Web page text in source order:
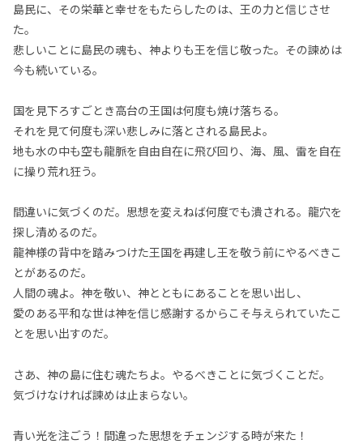
島民に、その栄華と幸せをもたらしたのは、王の力と信じさせ
た。
悲しいことに島民の魂も、神よりも王を信じ敬った。その諫めは
今も続いている。
国を見下ろすごとき高台の王国は何度も焼け落ちる。
それを見て何度も深い悲しみに落とされる島民よ。
地も水の中も空も龍脈を自由自在に飛び回り、海、風、雷を自在
に操り荒れ狂う。
間違いに気づくのだ。思想を変えねば何度でも潰される。龍穴を
探し清めるのだ。
龍神様の背中を踏みつけた王国を再建し王を敬う前にやるべきこ
とがあるのだ。
人間の魂よ。神を敬い、神とともにあることを思い出し、
愛のある平和な世は神を信じ感謝するからこそ与えられていたこ
とを思い出すのだ。
さあ、神の島に住む魂たちよ。やるべきことに気づくことだ。
気づけなければ諫めは止まらない。
青い光を注ごう！間違った思想をチェンジする時が来た！